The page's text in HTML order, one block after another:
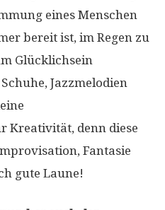
eines Menschen
bereit ist, im Regen zu
Glücklichsein
Jazzmelodien
Kreativität, denn diese
Fantasie
gute Laune!